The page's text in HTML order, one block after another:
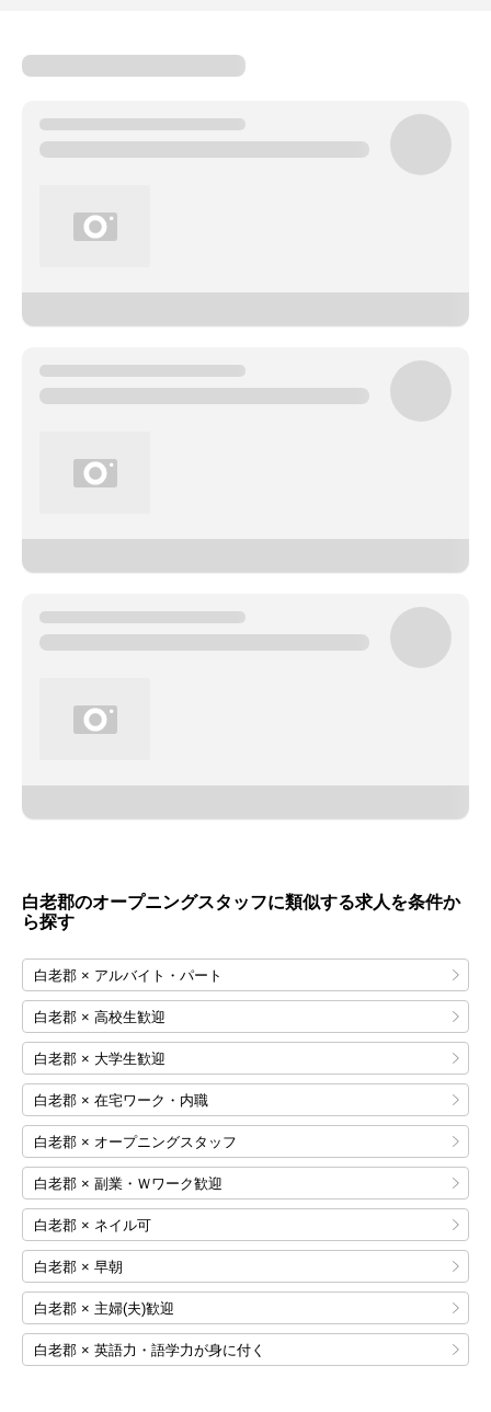
白老郡のオープニングスタッフに類似する求人を条件か
ら探す
白老郡 × アルバイト・パート
白老郡 × 高校生歓迎
白老郡 × 大学生歓迎
白老郡 × 在宅ワーク・内職
白老郡 × オープニングスタッフ
白老郡 × 副業・Ｗワーク歓迎
白老郡 × ネイル可
白老郡 × 早朝
白老郡 × 主婦(夫)歓迎
白老郡 × 英語力・語学力が身に付く